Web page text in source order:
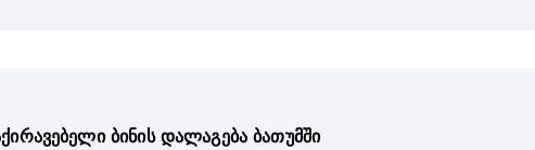
ბინის დალაგება ბათუმში